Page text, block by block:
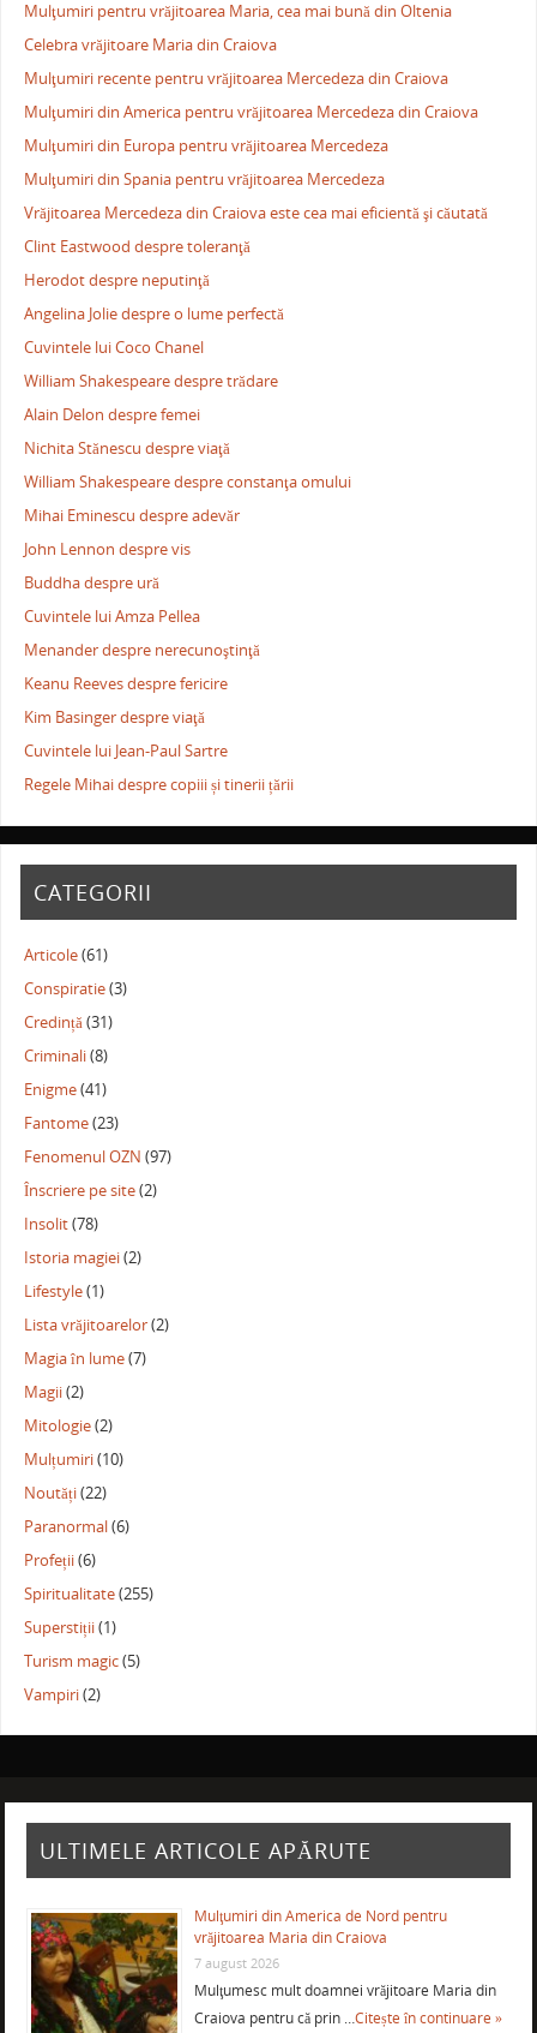
Mulţumiri pentru vrăjitoarea Maria, cea mai bună din Oltenia
Celebra vrăjitoare Maria din Craiova
Mulţumiri recente pentru vrăjitoarea Mercedeza din Craiova
Mulţumiri din America pentru vrăjitoarea Mercedeza din Craiova
Mulţumiri din Europa pentru vrăjitoarea Mercedeza
Mulţumiri din Spania pentru vrăjitoarea Mercedeza
Vrăjitoarea Mercedeza din Craiova este cea mai eficientă şi căutată
Clint Eastwood despre toleranţă
Herodot despre neputinţă
Angelina Jolie despre o lume perfectă
Cuvintele lui Coco Chanel
William Shakespeare despre trădare
Alain Delon despre femei
Nichita Stănescu despre viaţă
William Shakespeare despre constanţa omului
Mihai Eminescu despre adevăr
John Lennon despre vis
Buddha despre ură
Cuvintele lui Amza Pellea
Menander despre nerecunoştinţă
Keanu Reeves despre fericire
Kim Basinger despre viaţă
Cuvintele lui Jean-Paul Sartre
Regele Mihai despre copiii și tinerii țării
CATEGORII
Articole(61)
Conspiratie(3)
Credință(31)
Criminali(8)
Enigme(41)
Fantome(23)
Fenomenul OZN (97)
Înscriere pe site(2)
Insolit(78)
Istoria magiei(2)
Lifestyle(1)
Lista vrăjitoarelor(2)
Magia în lume(7)
Magii(2)
Mitologie(2)
Mulțumiri(10)
Noutăți(22)
Paranormal(6)
Profeții(6)
Spiritualitate(255)
Superstiții(1)
Turism magic(5)
Vampiri(2)
ULTIMELE ARTICOLE APĂRUTE
Mulţumiri din America de Nord pentru
vrăjitoarea Maria din Craiova
7 august 2026
Mulţumesc mult doamnei vrăjitoare Maria din
Craiova pentru că prin …Citește în continuare »